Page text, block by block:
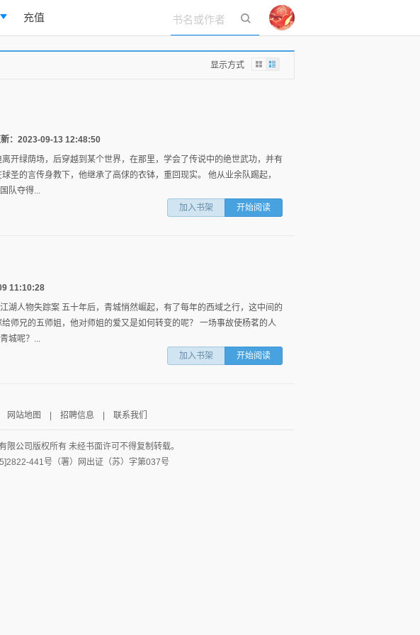
充值
立即登录
显示方式
：2023-09-13 12:48:50
开绿荫场，后穿越到某个世界，在那里，学会了传说中的绝世武功，并有
圣的言传身教下，他继承了高俅的衣钵，重回现实。 他从业余队踢起，
队夺得...
加入书架
开始阅读
11:10:28
湖人物失踪案 五十年后，青城悄然崛起，有了每年的西域之行，这中间的
师兄的五师姐，他对师姐的爱又是如何转变的呢？ 一场事故使杨茗的人
城呢？...
加入书架
开始阅读
网站地图 招聘信息 联系我们
限公司 版权所有 未经书面许可不得复制转载。
441号（署）网出证（苏）字第037号